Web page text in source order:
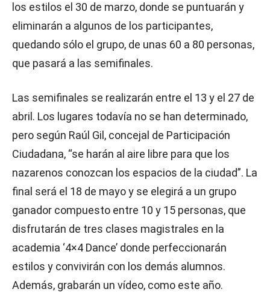
los estilos el 30 de marzo, donde se puntuarán y
eliminarán a algunos de los participantes,
quedando sólo el grupo, de unas 60 a 80 personas,
que pasará a las semifinales.
Las semifinales se realizarán entre el 13 y el 27 de
abril. Los lugares todavía no se han determinado,
pero según Raúl Gil, concejal de Participación
Ciudadana, “se harán al aire libre para que los
nazarenos conozcan los espacios de la ciudad”. La
final será el 18 de mayo y se elegirá a un grupo
ganador compuesto entre 10 y 15 personas, que
disfrutarán de tres clases magistrales en la
academia ‘4×4 Dance’ donde perfeccionarán
estilos y convivirán con los demás alumnos.
Además, grabarán un vídeo, como este año.